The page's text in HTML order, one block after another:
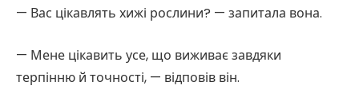
— Вас цікавлять хижі рослини? — запитала вона.
— Мене цікавить усе, що виживає завдяки
терпінню й точності, — відповів він.